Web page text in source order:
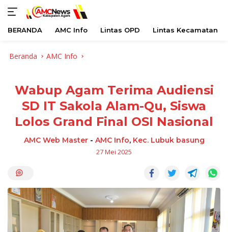
BERANDA AMC Info Lintas OPD Lintas Kecamatan
Beranda AMC Info
Wabup Agam Terima Audiensi
SD IT Sakola Alam-Qu, Siswa
Lolos Grand Final OSI Nasional
AMC Web Master- AMC Info, Kec. Lubuk basung
27 Mei 2025